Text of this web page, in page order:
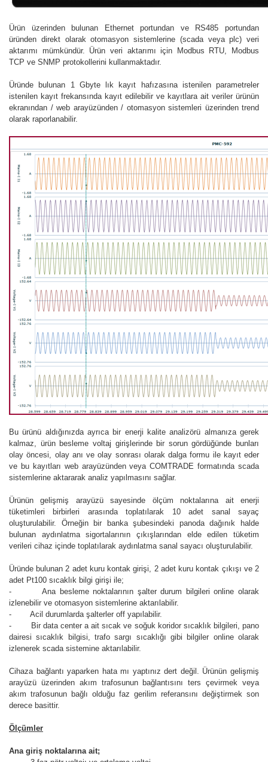
Ürün üzerinden bulunan Ethernet portundan ve RS485 portundan
üründen direkt olarak otomasyon sistemlerine (scada veya plc) veri
aktarımı mümkündür. Ürün veri aktarımı için Modbus RTU, Modbus
TCP ve SNMP protokollerini kullanmaktadır.
Üründe bulunan 1 Gbyte lık kayıt hafızasına istenilen parametreler
istenilen kayıt frekansında kayıt edilebilir ve kayıtlara ait veriler ürünün
ekranından / web arayüzünden / otomasyon sistemleri üzerinden trend
olarak raporlanabilir.
Bu ürünü aldığınızda ayrıca bir enerji kalite analizörü almanıza gerek
kalmaz, ürün besleme voltaj girişlerinde bir sorun gördüğünde bunları
olay öncesi, olay anı ve olay sonrası olarak dalga formu ile kayıt eder
ve bu kayıtları web arayüzünden veya COMTRADE formatında scada
sistemlerine aktararak analiz yapılmasını sağlar.
Ürünün gelişmiş arayüzü sayesinde ölçüm noktalarına ait enerji
tüketimleri birbirleri arasında toplatılarak 10 adet sanal sayaç
oluşturulabilir. Örneğin bir banka şubesindeki panoda dağınık halde
bulunan aydınlatma sigortalarının çıkışlarından elde edilen tüketim
verileri cihaz içinde toplatılarak aydınlatma sanal sayacı oluşturulabilir.
Üründe bulunan 2 adet kuru kontak girişi, 2 adet kuru kontak çıkışı ve 2
adet Pt100 sıcaklık bilgi girişi ile;
- Ana besleme noktalarının şalter durum bilgileri online olarak
izlenebilir ve otomasyon sistemlerine aktarılabilir.
- Acil durumlarda şalterler off yapılabilir.
- Bir data center a ait sıcak ve soğuk koridor sıcaklık bilgileri, pano
dairesi sıcaklık bilgisi, trafo sargı sıcaklığı gibi bilgiler online olarak
izlenerek scada sistemine aktarılabilir.
Cihaza bağlantı yaparken hata mı yaptınız dert değil. Ürünün gelişmiş
arayüzü üzerinden akım trafosunun bağlantısını ters çevirmek veya
akım trafosunun bağlı olduğu faz gerilim referansını değiştirmek son
derece basittir.
Ölçümler
Ana giriş noktalarına ait;